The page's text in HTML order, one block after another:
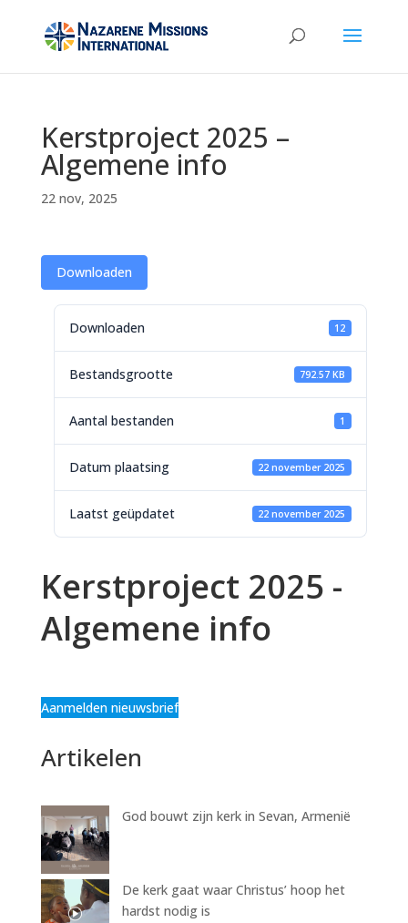
Kerstproject 2025 –
Algemene info
22 nov, 2025
Downloaden
Downloaden 12
Bestandsgrootte 792.57 KB
Aantal bestanden 1
Datum plaatsing 22 november 2025
Laatst geüpdatet 22 november 2025
Kerstproject 2025 -
Algemene info
Aanmelden nieuwsbrief
Artikelen
God bouwt zijn kerk in Sevan, Armenië
De kerk gaat waar Christus’ hoop het
hardst nodig is